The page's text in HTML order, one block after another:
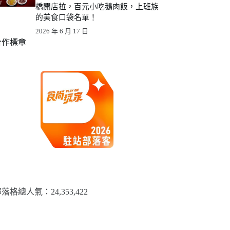
橋開店拉，百元小吃鵝肉飯，上班族
的美食口袋名單！
2026 年 6 月 17 日
作標章
格總人氣：​24,353,422